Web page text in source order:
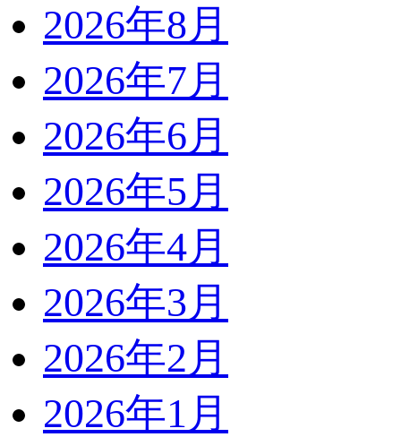
2026年8月
2026年7月
2026年6月
2026年5月
2026年4月
2026年3月
2026年2月
2026年1月